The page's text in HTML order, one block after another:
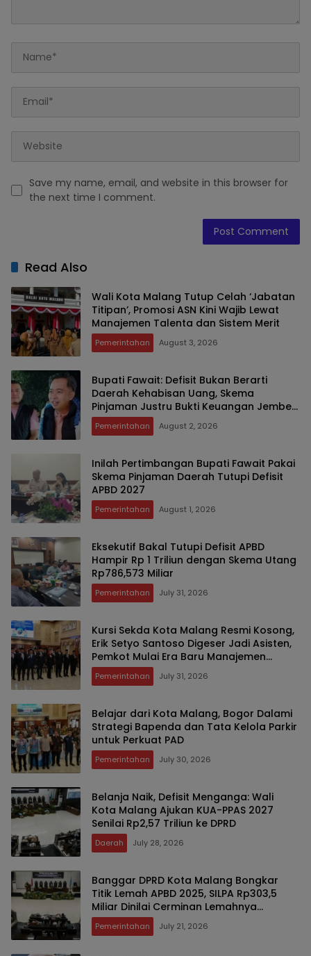
Save my name, email, and website in this browser for
the next time I comment.
Read Also
Wali Kota Malang Tutup Celah ‘Jabatan
Titipan’, Promosi ASN Kini Wajib Lewat
Manajemen Talenta dan Sistem Merit
Pemerintahan August 3, 2026
Bupati Fawait: Defisit Bukan Berarti
Daerah Kehabisan Uang, Skema
Pinjaman Justru Bukti Keuangan Jember
Sehat
Pemerintahan August 2, 2026
Inilah Pertimbangan Bupati Fawait Pakai
Skema Pinjaman Daerah Tutupi Defisit
APBD 2027
Pemerintahan August 1, 2026
Eksekutif Bakal Tutupi Defisit APBD
Hampir Rp 1 Triliun dengan Skema Utang
Rp786,573 Miliar
Pemerintahan July 31, 2026
Kursi Sekda Kota Malang Resmi Kosong,
Erik Setyo Santoso Digeser Jadi Asisten,
Pemkot Mulai Era Baru Manajemen
Talenta
Pemerintahan July 31, 2026
Belajar dari Kota Malang, Bogor Dalami
Strategi Bapenda dan Tata Kelola Parkir
untuk Perkuat PAD
Pemerintahan July 30, 2026
Belanja Naik, Defisit Menganga: Wali
Kota Malang Ajukan KUA-PPAS 2027
Senilai Rp2,57 Triliun ke DPRD
Daerah July 28, 2026
Banggar DPRD Kota Malang Bongkar
Titik Lemah APBD 2025, SILPA Rp303,5
Miliar Dinilai Cerminan Lemahnya
Perencanaan dan Serapan Anggaran
Pemerintahan July 21, 2026